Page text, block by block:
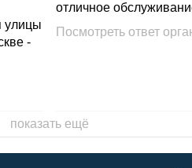
улицы
-
отличное
Посмотреть ответ
показать ещё